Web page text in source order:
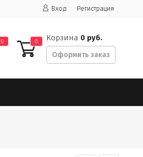
Вход Регистрация
0 0 Корзина 0 руб.
Оформить заказ